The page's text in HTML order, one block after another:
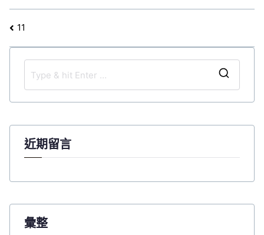
文
章
11
e
a
f
r
近期留言
彙整